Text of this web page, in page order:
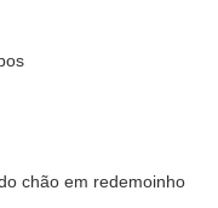
chão em redemoinho